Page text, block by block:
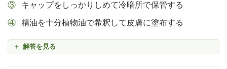
キャップをしっかりしめて冷暗所で保管する
精油を十分植物油で希釈して皮膚に塗布する
解答を見る